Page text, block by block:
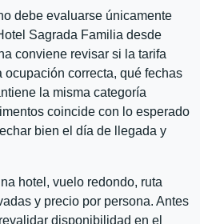
debe evaluarse únicamente
Sagrada Familia desde
conviene revisar si la tarifa
ocupación correcta, qué fechas
la misma categoría
coincide con lo esperado
bien el día de llegada y
hotel, vuelo redondo, ruta
y precio por persona. Antes
disponibilidad en el